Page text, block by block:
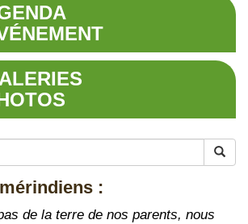
:
de la terre de nos parents, nous